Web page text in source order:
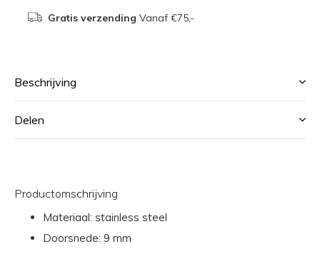
Gratis verzending Vanaf €75,-
Beschrijving
Delen
Productomschrijving
Materiaal: stainless steel
Doorsnede: 9 mm